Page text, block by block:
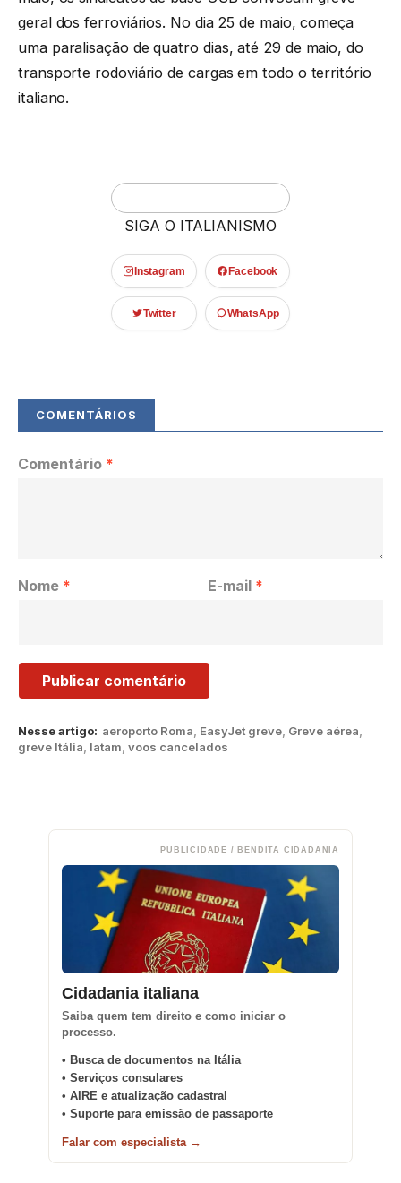
geral dos ferroviários. No dia 25 de maio, começa
uma paralisação de quatro dias, até 29 de maio, do
transporte rodoviário de cargas em todo o território
italiano.
SIGA O ITALIANISMO
Instagram Facebook
Twitter WhatsApp
Nesse artigo: aeroporto Roma EasyJet greve Greve aérea
greve Itália latam voos cancelados
Comentário *
Nome * E-mail *
PUBLICIDADE / BENDITA CIDADANIA
Cidadania italiana
Saiba quem tem direito e como iniciar o
processo.
• Busca de documentos na Itália
• Serviços consulares
• AIRE e atualização cadastral
• Suporte para emissão de passaporte
Falar com especialista →